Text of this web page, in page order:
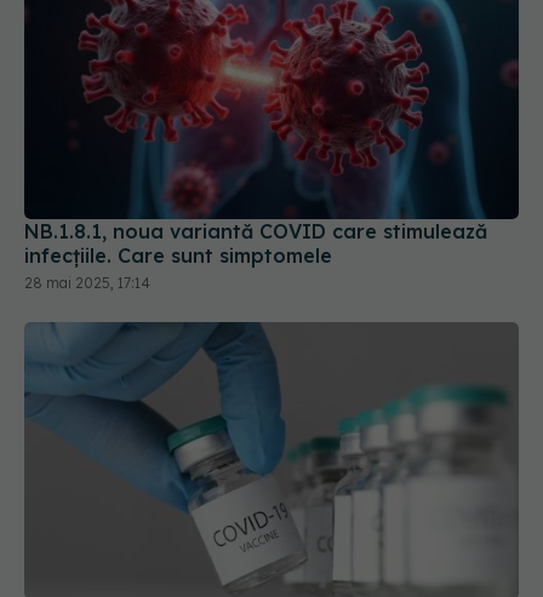
NB.1.8.1, noua variantă COVID care stimulează
infecțiile. Care sunt simptomele
28 mai 2025, 17:14
FDA amână o decizie cheie privind un vaccin anti-